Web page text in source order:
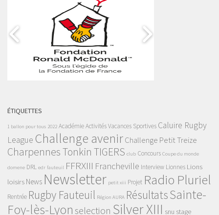
ÉTIQUETTES
1 ballon pour tous 2022 AcadémieActivités Vacances Sportives Caluire Rugby
League Challenge avenirChallenge Petit Treize
Charpennes Tonkin TIGERS club Concours Coupe du monde
domene DRL edr fauteuil FFRXIII Francheville Interview Lionnes Lions
loisirs News Newsletter petit xiii Projet Radio Pluriel
Rentrée Rugby Fauteuil Région AURA RésultatsSainte-
Foy-lès-Lyon selection Silver XIII snu stage